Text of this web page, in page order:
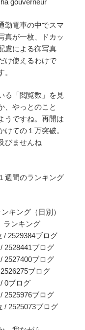
gouverneur
勤電車の中でスマ
真が一枚、ドカッ
慮による御写真
け使えるわけで
る「閲覧数」を見
、やっとのこと
うですね。再開は
ての１万突破。
びませんね
週間のランキング
キング（日別）
キング
/ 2529384ブログ
2528441ブログ
2527400ブログ
ブログ
0ブログ
2525976ブログ
/ 2525073ブログ